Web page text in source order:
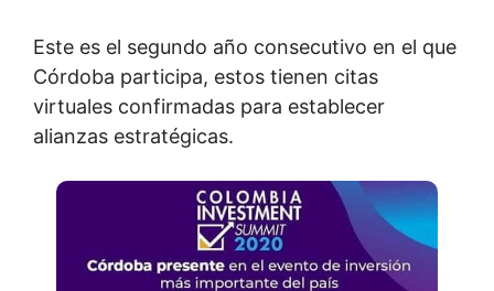
Este es el segundo año consecutivo en el que
Córdoba participa, estos tienen citas
virtuales confirmadas para establecer
alianzas estratégicas.